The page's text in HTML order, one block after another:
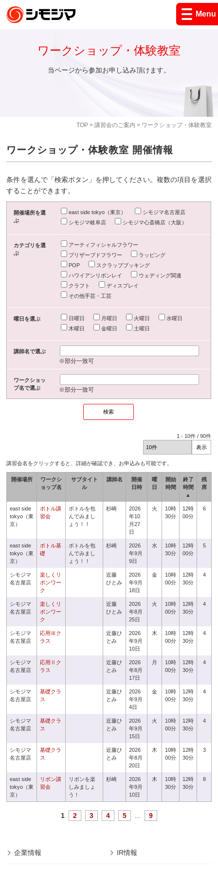
Menu
TOP> 講習会のご案内 > ワークショップ・体験教室
ワークショップ・体験教室
当ページから参加お申し込み頂けます。
ワークショップ・体験教室 開催情報
条件を選んで「検索ボタン」を押してください。複数の項目を選択
することができます。
開催場所を選
ぶ
east side tokyo（東京）
シモジマ名古屋店
シモジマ岐阜店
シモジマ心斎橋店（大阪）
カテゴリを選
ぶ
アーティフィシャルフラワー
プリザーブドフラワー
ラッピング
POP
スクラップブッキング
ハワイアンリボンレイ
ウェディング関連
クラフト
ディスプレイ
その他手芸・工芸
曜日を選ぶ 日曜日 月曜日 火曜日
水曜日
木曜日
金曜日 土曜日
講師名で選ぶ
※部分一致可
ワークショッ
プ名で選ぶ
※部分一致可
1 - 10件 /90件
講習会名をクリックすると、詳細が確認でき、お申込みも可能です。
開催場所
ワークシ
ョップ名
サブタイト
ル
講師名
開催
日時
曜
日
開始
時間
終了
時間
▲
残
席
east side
tokyo（東
京）
ボトル講
習会
ボトルを包
んでみまし
ょう！！
杉崎
2026
年10
月27
日
火
10時
30分
12時
00分
6
east side
tokyo（東
京）
ボトル基
礎
ボトルを包
んでみまし
ょう！！
杉崎
2026
年9月
9日
水
10時
30分
12時
00分
5
シモジマ
名古屋店
楽しくリ
ボンワー
ク
近藤
ひとみ
2026
年9月
18日
金
10時
00分
12時
30分
4
シモジマ
名古屋店
楽しくリ
ボンワー
ク
近藤
ひとみ
2026
年8月
25日
火
10時
00分
12時
30分
4
シモジマ
名古屋店
応用Ⅲク
ラス
近藤ひ
とみ
2026
年9月
10日
木
10時
00分
12時
30分
4
シモジマ
名古屋店
応用Ⅱク
ラス
近藤ひ
とみ
2026
年8月
17日
月
10時
00分
12時
30分
4
シモジマ
名古屋店
基礎クラ
ス
近藤ひ
とみ
2026
年9月
4日
金
10時
00分
12時
30分
4
シモジマ
名古屋店
基礎クラ
ス
近藤ひ
とみ
2026
年9月
15日
火
10時
00分
12時
30分
4
シモジマ
名古屋店
基礎クラ
ス
近藤ひ
とみ
2026
年8月
20日
木
10時
00分
12時
30分
3
east side
tokyo（東
京）
リボン講
習会
リボンを楽
しみましょ
う！
杉崎
2026
年9月
10日
木
10時
30分
12時
30分
8
1 2 3 4 5 9
企業情報 IR情報